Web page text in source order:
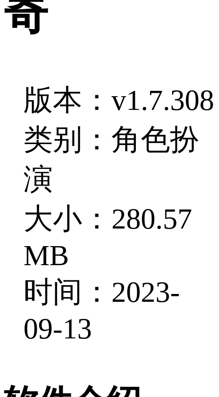
奇
版本：v1.7.308
类别：角色扮
演
大小：280.57
MB
时间：2023-
09-13